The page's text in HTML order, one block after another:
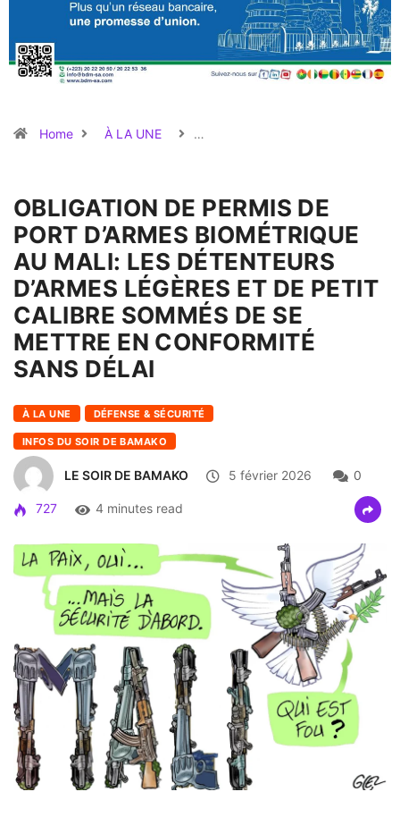
Home À LA UNE …
OBLIGATION DE PERMIS DE
PORT D’ARMES BIOMÉTRIQUE
AU MALI: LES DÉTENTEURS
D’ARMES LÉGÈRES ET DE PETIT
CALIBRE SOMMÉS DE SE
METTRE EN CONFORMITÉ
SANS DÉLAI
À LA UNE DÉFENSE & SÉCURITÉ
INFOS DU SOIR DE BAMAKO
LE SOIR DE BAMAKO 5 février 2026 0
727 4 minutes read